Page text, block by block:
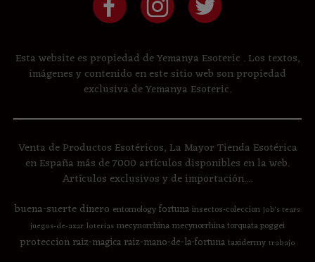
Esta website es propiedad de Yemanya Esoteric . Los textos,
imágenes y contenido en este sitio web son propiedad
exclusiva de Yemanya Esoteric.
Venta de Productos Esotéricos, La Mayor Tienda Esotérica
en España más de 7000 artículos disponibles en la web.
Artículos exclusivos y de importación....
buena-suertedinero entomologyfortunainsectos-coleccion job's tears
juegos-de-azar loterias mecynorrhinamecynorrhina torquata poggei
proteccion raiz-magica raiz-mano-de-la-fortunataxidermy trabajo